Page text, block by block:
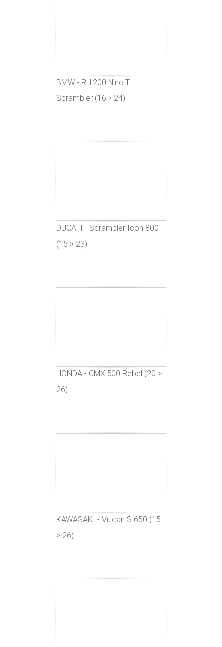
BMW - R 1200 Nine T
Scrambler (16 > 24)
DUCATI - Scrambler Icon 800
(15 > 23)
HONDA - CMX 500 Rebel (20 >
26)
KAWASAKI - Vulcan S 650 (15
> 26)